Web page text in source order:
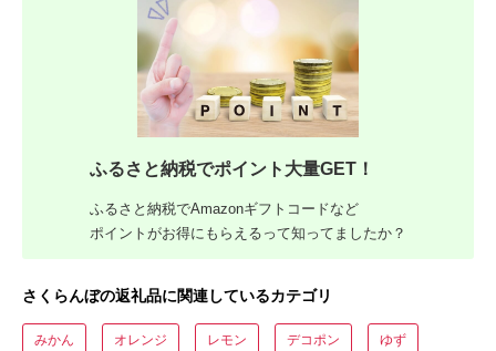
ふるさと納税でポイント大量GET！
ふるさと納税でAmazonギフトコードなど
ポイントがお得にもらえるって知ってましたか？
さくらんぼの返礼品に関連しているカテゴリ
みかん オレンジ レモン デコポン ゆず